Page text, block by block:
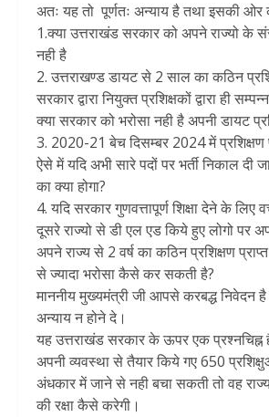
अतः यह तो पूर्णतः अन्याय है तथा इसकी ओर
1.क्या उत्तराखंड सरकार को अपने राज्यो के
नही है
2. उत्तराखण्ड डायट से 2 साल का कठिन
सरकार द्वारा नियुक्त प्रशिक्षकों द्वारा ही
क्या सरकार को भरोसा नही है अपनी डायट
3. 2020-21 बेच दिसम्बर 2024 में
ऐसे में यदि अभी सारे पदों पर भर्ती निकाल दी
का क्या होगा?
4. यदि सरकार गुणवत्तापूर्ण शिक्षा देने के लिए
दूसरे राज्यो से डी एल एड किये हुए लोगो पर
अपने राज्य से 2 वर्ष का कठिन प्रशिक्षण
से ज्यादा भरोसा कैसे कर सकती है?
माननीय मुख्यमंत्री जी आपसे करबद्ध निवेदन
अन्याय न होने दे।
यह उत्तराखंड सरकार के ऊपर एक प्रश्नचिह्न
अपनी व्यवस्था से तैयार किये गए 650
अंधकार में जाने से नही बचा सकती तो वह
की रक्षा कैसे करेगी।